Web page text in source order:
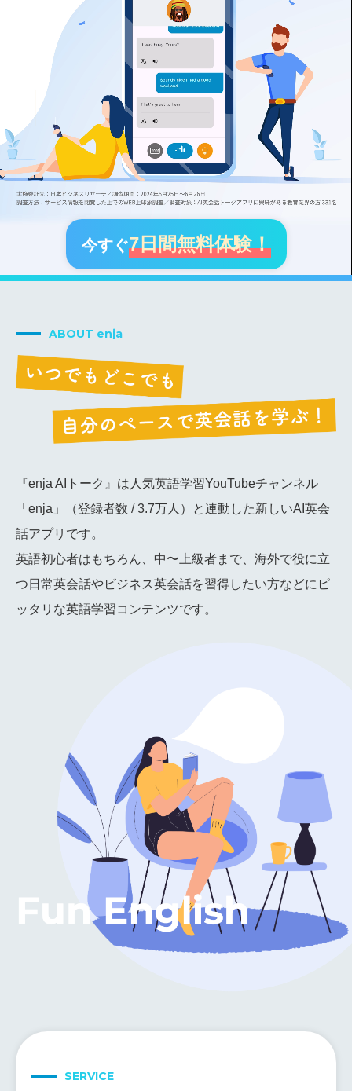
今すぐ7日間無料体験！
ABOUT enja
『enja AIトーク』は人気英語学習YouTubeチャンネル
「enja」（登録者数 / 3.7万人）と連動した新しいAI英会
話アプリです。
英語初心者はもちろん、中〜上級者まで、海外で役に立
つ日常英会話やビジネス英会話を習得したい方などにピ
ッタリな英語学習コンテンツです。
SERVICE